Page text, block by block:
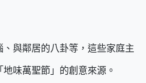
與鄰居的八卦等，這些家庭主
味萬聖節」的創意來源。